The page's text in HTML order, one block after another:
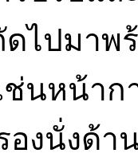
ไปมาพ
นหน้า
องนั่งด้